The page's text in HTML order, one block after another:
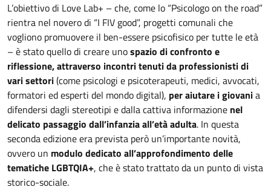
L’obiettivo di Love Lab+ – che, come lo “Psicologo on the road”
rientra nel novero di “I FIV good”, progetti comunali che
vogliono promuovere il ben-essere psicofisico per tutte le età
– è stato quello di creare unospazio di confronto e
riflessione, attraverso incontri tenuti da professionisti di
vari settori(come psicologi e psicoterapeuti, medici, avvocati,
formatori ed esperti del mondo digital), per aiutare i giovania
difendersi dagli stereotipi e dalla cattiva informazione nel
delicato passaggio dall’infanzia all’età adulta. In questa
seconda edizione era prevista però un’importante novità,
ovvero un modulo dedicato all’approfondimento delle
tematiche LGBTQIA+, che è stato trattato da un punto di vista
storico-sociale.